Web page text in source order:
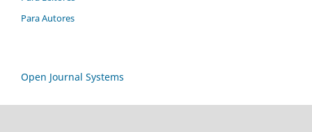
Para Autores
Open Journal Systems